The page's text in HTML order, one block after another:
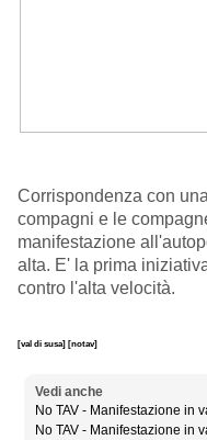
Corrispondenza con
compagni e le
manifestazione
alta. E' la prima
contro l'alta velocità.
[val di susa] [notav]
Vedi anche
No TAV - Manifestazione in
No TAV - Manifestazione in